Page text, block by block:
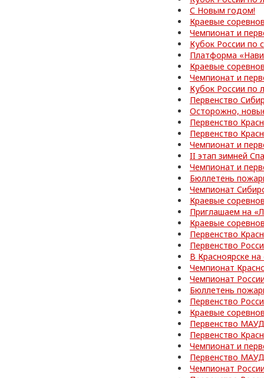
С Новым годом!
Краевые
Чемпионат и
Кубок России по
Платформа
Краевые
Чемпионат и
Кубок России по
Первенство
Осторожно,
Первенство
Первенство
Чемпионат и
II этап зимней
Чемпионат и
Бюллетень
Чемпионат
Краевые
Приглашаем на
Краевые
Первенство
Первенство
В Красноярске
Чемпионат
Чемпионат
Бюллетень
Первенство
Краевые
Первенство
Первенство
Чемпионат и
Первенство
Чемпионат